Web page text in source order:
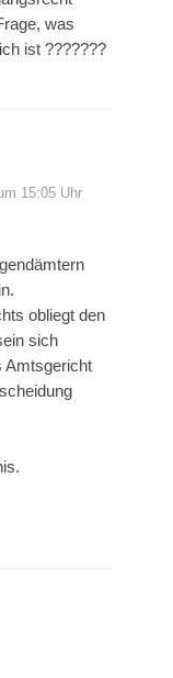
was
ist ???????
15:05 Uhr
obliegt den
sich
Amtsgericht